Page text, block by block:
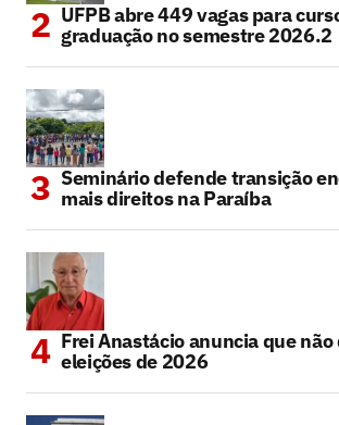
UFPB abre 449 vagas para
graduação no semestre 2026.2
Seminário defende transição
mais direitos na Paraíba
Frei Anastácio anuncia que
eleições de 2026